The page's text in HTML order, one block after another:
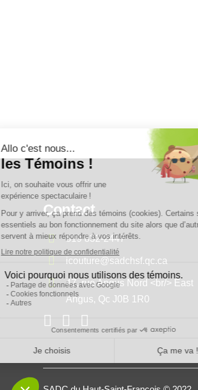
Contact
819 832-2447
icouture@sadchsf.qc.ca
47, rue Angus Nord <br/> East
Angus, Qc J0B 1R0